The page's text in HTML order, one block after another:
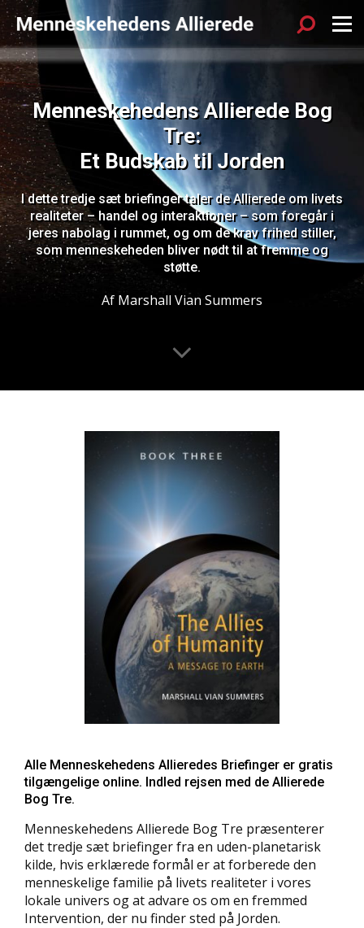
Sök
Menu
Menneskehedens Allierede Bog
Tre:
Et Budskab til Jorden
I dette tredje sæt briefinger taler de Allierede om livets
realiteter – handel og interaktioner – som foregår i
jeres nabolag i rummet, og om de krav frihed stiller,
som menneskeheden bliver nødt til at fremme og
støtte.
Af Marshall Vian Summers
Alle Menneskehedens Allieredes Briefinger er gratis
tilgængelige online. Indled rejsen med de Allierede
Bog Tre.
Menneskehedens Allierede Bog Tre præsenterer
det tredje sæt briefinger fra en uden-planetarisk
kilde, hvis erklærede formål er at forberede den
menneskelige familie på livets realiteter i vores
lokale univers og at advare os om en fremmed
Intervention, der nu finder sted på Jorden.